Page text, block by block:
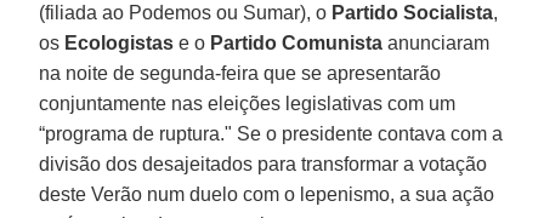
(filiada ao Podemos ou Sumar), o Partido Socialista,
os Ecologistas e o Partido Comunista anunciaram
na noite de segunda-feira que se apresentarão
conjuntamente nas eleições legislativas com um
“programa de ruptura." Se o presidente contava com a
divisão dos desajeitados para transformar a votação
deste Verão num duelo com o lepenismo, a sua ação